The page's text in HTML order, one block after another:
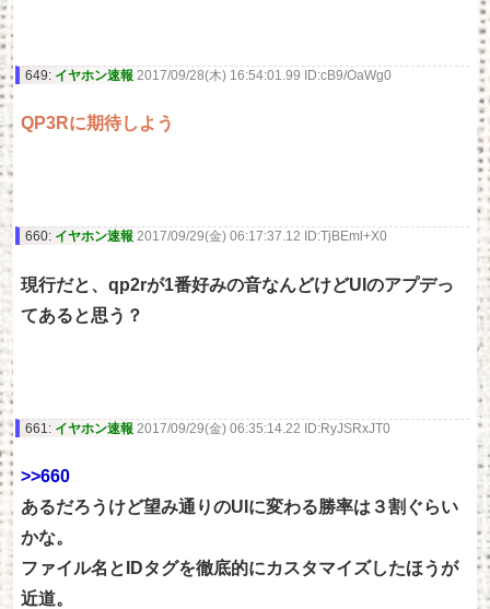
649: イヤホン速報 2017/09/28(木) 16:54:01.99 ID:cB9/OaWg0
QP3Rに期待しよう
660: イヤホン速報 2017/09/29(金) 06:17:37.12 ID:TjBEml+X0
現行だと、qp2rが1番好みの音なんどけどUIのアプデっ
てあると思う？
661: イヤホン速報 2017/09/29(金) 06:35:14.22 ID:RyJSRxJT0
>>660
あるだろうけど望み通りのUIに変わる勝率は３割ぐらい
かな。
ファイル名とIDタグを徹底的にカスタマイズしたほうが
近道。